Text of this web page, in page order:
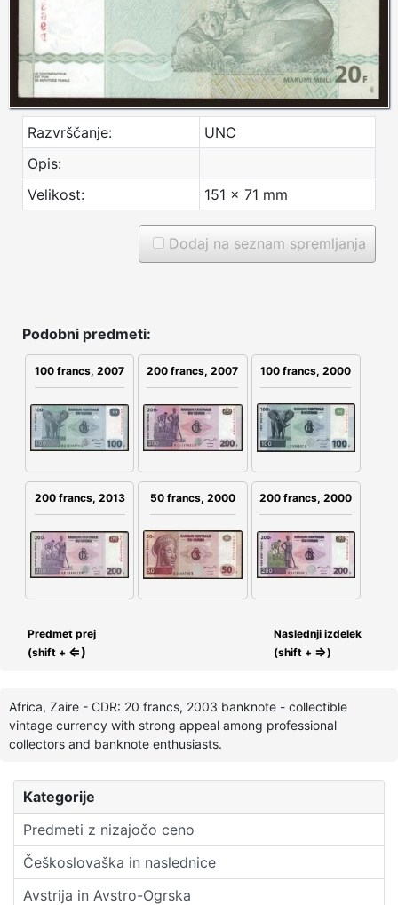
Kategorije
Predmeti z nizajočo ceno
Češkoslovaška in naslednice
Avstrija in Avstro-Ogrska
Razvrščanje:
UNC
Opis:
Velikost:
151 x 71 mm
Dodaj na seznam spremljanja
Podobni predmeti:
100 francs, 2007 200 francs, 2007 100 francs, 2000
200 francs, 2013 50 francs, 2000 200 francs, 2000
Predmet prej
(shift + ⇐)
Naslednji izdelek
(shift + ⇒)
Africa, Zaire - CDR: 20 francs, 2003 banknote - collectible
vintage currency with strong appeal among professional
collectors and banknote enthusiasts.